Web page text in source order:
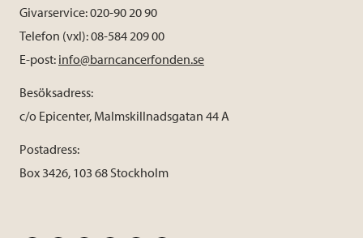
Givarservice: 020-90 20 90
Telefon (vxl): 08-584 209 00
E-post: info@barncancerfonden.se
Besöksadress:
c/o Epicenter, Malmskillnadsgatan 44 A
Postadress:
Box 3426, 103 68 Stockholm